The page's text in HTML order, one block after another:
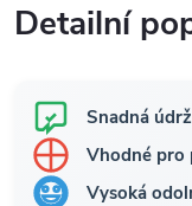
Detailní
Snadná
Vhodné pro
Vysoká